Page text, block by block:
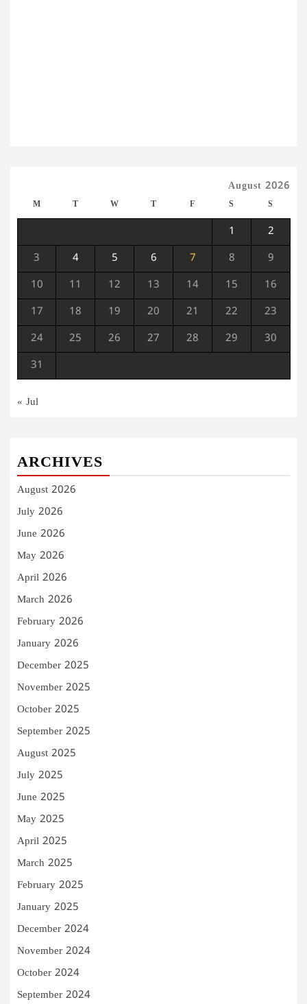
August 2026
M T W T F S S
1 2
3 4 5 6 7 8 9
10 11 12 13 14 15 16
17 18 19 20 21 22 23
24 25 26 27 28 29 30
31
« Jul
ARCHIVES
August 2026
July 2026
June 2026
May 2026
April 2026
March 2026
February 2026
January 2026
December 2025
November 2025
October 2025
September 2025
August 2025
July 2025
June 2025
May 2025
April 2025
March 2025
February 2025
January 2025
December 2024
November 2024
October 2024
September 2024